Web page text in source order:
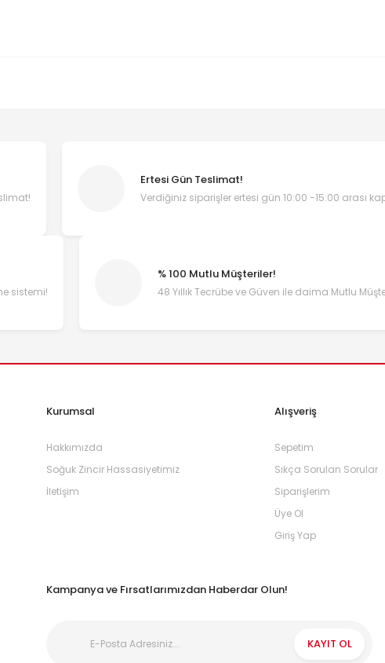
Ertesi Gün Teslimat!
Verdiğiniz siparişler ertesi gün 10:00 -15:00 arası
sistemi!
% 100 Mutlu Müşteriler!
48 Yıllık Tecrübe ve Güven ile daima Mutlu
Kurumsal
Hakkımızda
Soğuk Zincir Hassasiyetimiz
İletişim
Alışveriş
Sepetim
Sıkça Sorulan Sorular
Siparişlerim
Üye Ol
Giriş Yap
Kampanya ve Fırsatlarımızdan Haberdar Olun!
KAYIT OL